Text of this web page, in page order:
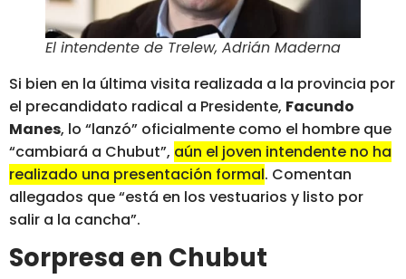
El intendente de Trelew, Adrián Maderna
Si bien en la última visita realizada a la provincia por
el precandidato radical a Presidente, Facundo
Manes, lo “lanzó” oficialmente como el hombre que
“cambiará a Chubut”, aún el joven intendente no ha
realizado una presentación formal. Comentan
allegados que “está en los vestuarios y listo por
salir a la cancha”.
Sorpresa en Chubut